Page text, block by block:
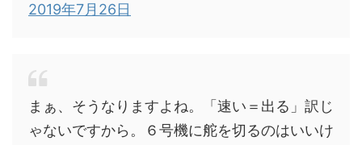
2019年7月26日
まぁ、そうなりますよね。「速い＝出る」訳じ
ゃないですから。６号機に舵を切るのはいいけ